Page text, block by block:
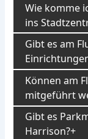
Wie komme
ins
Gibt es am
Können am
mitgeführt
Gibt es
Harrison?